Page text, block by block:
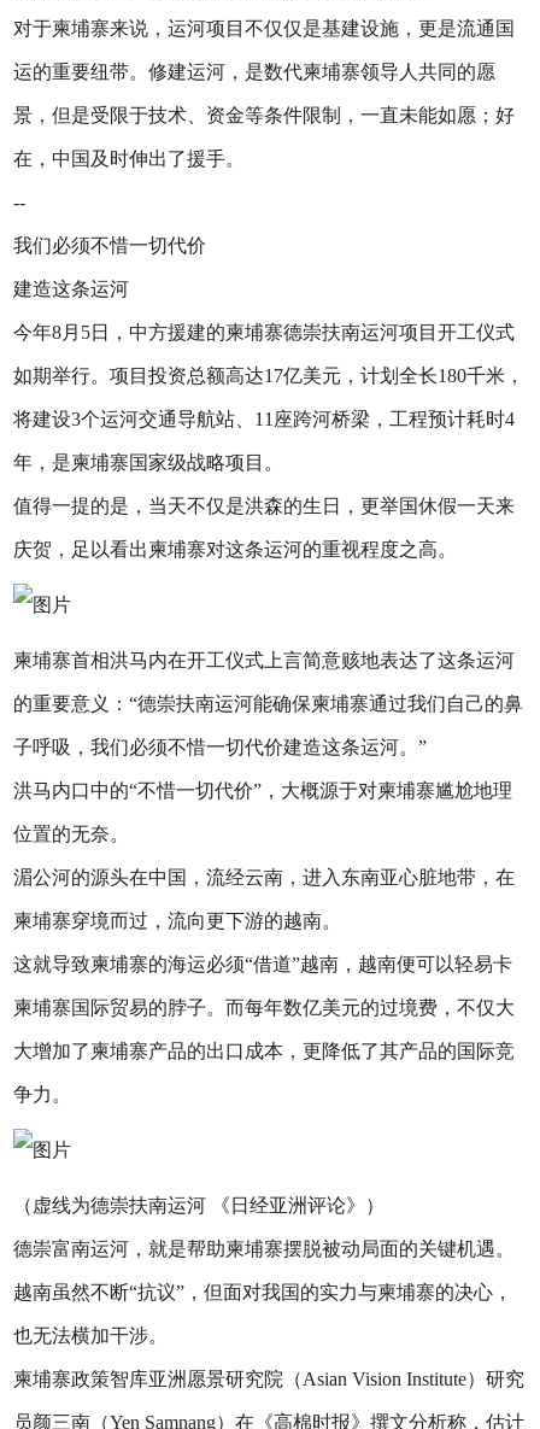
对于柬埔寨来说，运河项目不仅仅是基建设施，更是流通国
运的重要纽带。修建运河，是数代柬埔寨领导人共同的愿
景，但是受限于技术、资金等条件限制，一直未能如愿；好
在，中国及时伸出了援手。
--
我们必须不惜一切代价
建造这条运河
今年8月5日，中方援建的柬埔寨德崇扶南运河项目开工仪式
如期举行。项目投资总额高达17亿美元，计划全长180千米，
将建设3个运河交通导航站、11座跨河桥梁，工程预计耗时4
年，是柬埔寨国家级战略项目。
值得一提的是，当天不仅是洪森的生日，更举国休假一天来
庆贺，足以看出柬埔寨对这条运河的重视程度之高。
柬埔寨首相洪马内在开工仪式上言简意赅地表达了这条运河
的重要意义：“德崇扶南运河能确保柬埔寨通过我们自己的鼻
子呼吸，我们必须不惜一切代价建造这条运河。”
洪马内口中的“不惜一切代价”，大概源于对柬埔寨尴尬地理
位置的无奈。
湄公河的源头在中国，流经云南，进入东南亚心脏地带，在
柬埔寨穿境而过，流向更下游的越南。
这就导致柬埔寨的海运必须“借道”越南，越南便可以轻易卡
柬埔寨国际贸易的脖子。而每年数亿美元的过境费，不仅大
大增加了柬埔寨产品的出口成本，更降低了其产品的国际竞
争力。
（虚线为德崇扶南运河 《日经亚洲评论》）
德崇富南运河，就是帮助柬埔寨摆脱被动局面的关键机遇。
越南虽然不断“抗议”，但面对我国的实力与柬埔寨的决心，
也无法横加干涉。
柬埔寨政策智库亚洲愿景研究院（Asian Vision Institute）研究
员颜三南（Yen Samnang）在《高棉时报》撰文分析称，估计